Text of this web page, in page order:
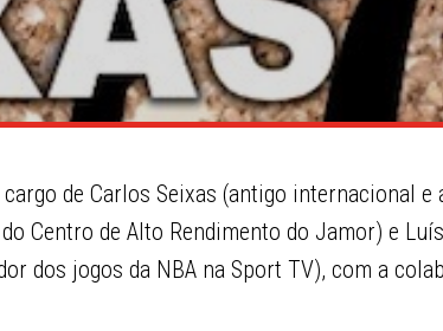
de Carlos Seixas (antigo internacional e
Centro de Alto Rendimento do Jamor) e
dos jogos da NBA na Sport TV), com a